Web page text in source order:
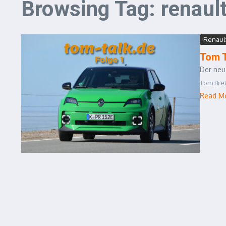
Browsing Tag:
Tom
Der
Tom
Read